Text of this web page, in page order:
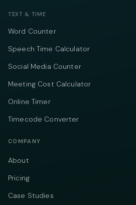
TEXT & TIME
Word Counter
Speech Time Calculator
Social Media Counter
Meeting Cost Calculator
Online Timer
Timecode Converter
COMPANY
About
Pricing
Case Studies